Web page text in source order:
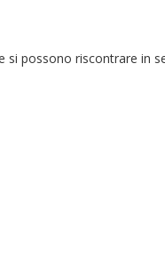
si possono riscontrare in